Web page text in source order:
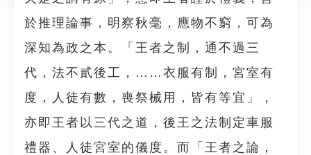
於推理論事，明察秋毫，應物不窮，可為
深知為政之本。「王者之制，通不過三
代，法不貳後工，……衣服有制，宮室有
度，人徒有數，喪祭械用，皆有等宜」，
亦即王者以三代之道，後王之法制定車服
禮器、人徒宮室的儀度。而「王者之論，